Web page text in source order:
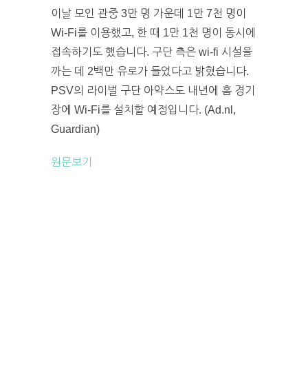
이날 모인 관중 3만 명 가운데 1만 7천 명이
Wi-Fi를 이용했고, 한 때 1만 1천 명이 동시에
접속하기도 했습니다. 구단 측은 wi-fi 시설을
까는 데 2백만 유로가 들었다고 밝혔습니다.
PSV의 라이벌 구단 아약스도 내년에 홈 경기
장에 Wi-Fi를 설치할 예정입니다. (Ad.nl,
Guardian)
원문보기